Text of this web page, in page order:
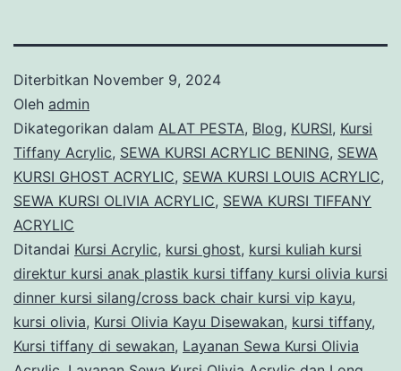
Diterbitkan November 9, 2024
Oleh admin
Dikategorikan dalam ALAT PESTA, Blog, KURSI, Kursi
Tiffany Acrylic, SEWA KURSI ACRYLIC BENING, SEWA
KURSI GHOST ACRYLIC, SEWA KURSI LOUIS ACRYLIC,
SEWA KURSI OLIVIA ACRYLIC, SEWA KURSI TIFFANY
ACRYLIC
Ditandai Kursi Acrylic, kursi ghost, kursi kuliah kursi
direktur kursi anak plastik kursi tiffany kursi olivia kursi
dinner kursi silang/cross back chair kursi vip kayu,
kursi olivia, Kursi Olivia Kayu Disewakan, kursi tiffany,
Kursi tiffany di sewakan, Layanan Sewa Kursi Olivia